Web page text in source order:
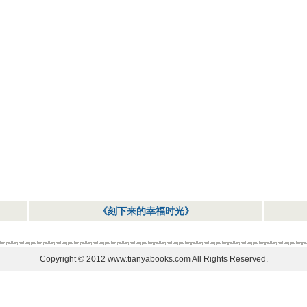
《刻下来的幸福时光》
Copyright © 2012 www.tianyabooks.com All Rights Reserved.